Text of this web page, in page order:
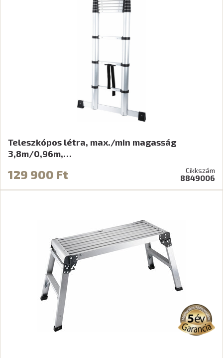
Teleszkópos létra, max./min magasság
3,8m/0,96m,…
129 900 Ft Cikkszám
8849006